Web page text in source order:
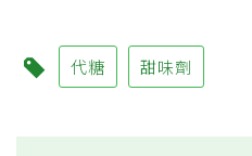
代糖 甜味劑